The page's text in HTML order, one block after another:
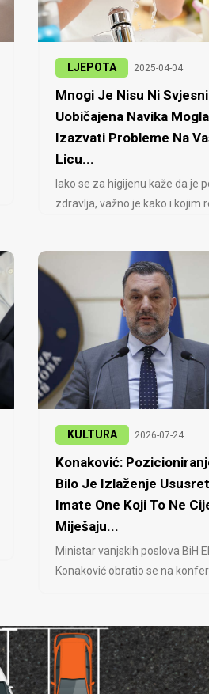
LJEPOTA 2025-04-04
Mnogi Je Nisu Ni
Uobičajena Navika
Izazvati Probleme Na
Licu...
Iako se za higijenu kaže da je
zdravlja, važno je kako i kojim
KULTURA 2026-07-24
Konaković:
Bilo Je Izlaženje
Imate One Koji To Ne
Miješaju...
Ministar vanjskih poslova BiH
Konaković obratio se na